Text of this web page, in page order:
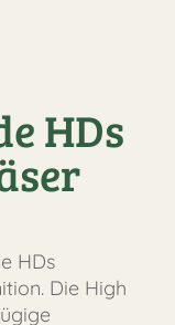
HDs
HDs
Die High